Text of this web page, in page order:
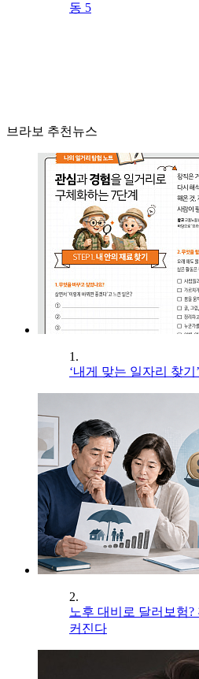
동 5
브라보 추천뉴스
1.
‘내게 맞는 일자리 찾
2.
노후 대비로 달러보험
커진다